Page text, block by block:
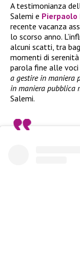
A testimonianza
Salemi e
recente vacanza
lo scorso anno.
alcuni scatti, tra
momenti di
parola fine alle
a gestire in maniera
in maniera pubblica
Salemi.